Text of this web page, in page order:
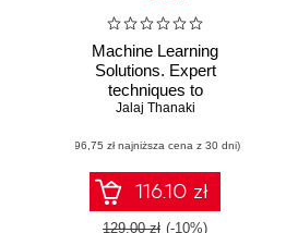
Machine Learning
Solutions. Expert
techniques to
tackle complex
problems using
Python
Jalaj Thanaki
(96,75 zł najniższa cena z 30 dni)
116.10 zł
129.00 zł (-10%)